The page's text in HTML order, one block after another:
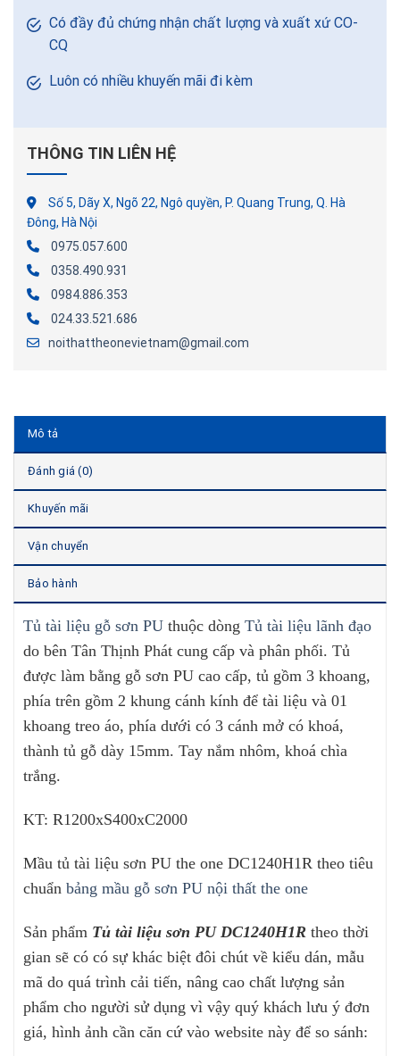
Có đầy đủ chứng nhận chất lượng và xuất xứ CO-
CQ
Luôn có nhiều khuyến mãi đi kèm
THÔNG TIN LIÊN HỆ
Số 5, Dãy X, Ngõ 22, Ngô quyền, P. Quang Trung, Q. Hà
Đông, Hà Nội
0975.057.600
0358.490.931
0984.886.353
024.33.521.686
noithattheonevietnam@gmail.com
Mô tả
Đánh giá (0)
Khuyến mãi
Vận chuyển
Bảo hành
Tủ tài liệu gỗ sơn PU thuộc dòng Tủ tài liệu lãnh đạo
do bên Tân Thịnh Phát cung cấp và phân phối. Tủ
được làm bằng gỗ sơn PU cao cấp, tủ gồm 3 khoang,
phía trên gồm 2 khung cánh kính để tài liệu và 01
khoang treo áo, phía dưới có 3 cánh mở có khoá,
thành tủ gỗ dày 15mm. Tay nắm nhôm, khoá chìa
trắng.
KT: R1200xS400xC2000
Mầu tủ tài liệu sơn PU the one DC1240H1R theo tiêu
chuẩn bảng mầu gỗ sơn PU nội thất the one
Sản phẩm Tủ tài liệu sơn PU DC1240H1R theo thời
gian sẽ có có sự khác biệt đôi chút về kiểu dán, mẫu
mã do quá trình cải tiến, nâng cao chất lượng sản
phẩm cho người sử dụng vì vậy quý khách lưu ý đơn
giá, hình ảnh cần căn cứ vào website này để so sánh: